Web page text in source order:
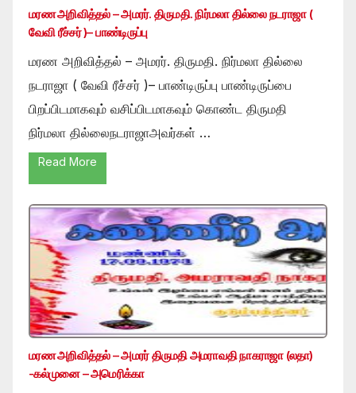
மரண அறிவித்தல் – அமரர். திருமதி. நிர்மலா தில்லை நடராஜா (
வேவி ரீச்சர் )– பாண்டிருப்பு
மரண அறிவித்தல் – அமரர். திருமதி. நிர்மலா தில்லை
நடராஜா ( வேவி ரீச்சர் )– பாண்டிருப்பு பாண்டிருப்பை
பிறப்பிடமாகவும் வசிப்பிடமாகவும் கொண்ட திருமதி
நிர்மலா தில்லைநடராஜாஅவர்கள் …
Read More
மரண அறிவித்தல் – அமரர் திருமதி அமராவதி நாகராஜா (லதா)
-கல்முனை – அமெரிக்கா